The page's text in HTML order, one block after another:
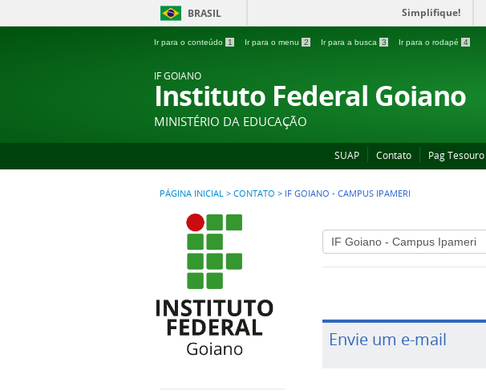
BRASIL Simplifique!
Ir para o conteúdo 1 Ir para o menu 2 Ir para a busca 3 Ir para o rodapé 4
IF GOIANO
Instituto Federal Goiano
MINISTÉRIO DA EDUCAÇÃO
SUAP Contato Pag Tesouro
PÁGINA INICIAL > CONTATO > IF GOIANO - CAMPUS IPAMERI
Envie um e-mail